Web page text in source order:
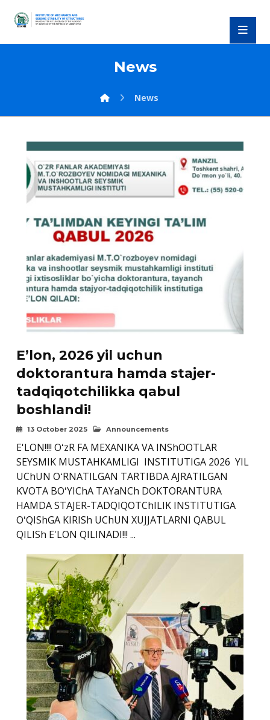
News
News
E’lon, 2026 yil uchun
doktorantura hamda stajer-
tadqiqotchilikka qabul
boshlandi!
13 October 2025 Announcements
E'LON!!!! OʻzR FA MEXANIKA VA INShOOTLAR
SEYSMIK MUSTAHKAMLIGI INSTITUTIGA 2026 YIL
UChUN OʻRNATILGAN TARTIBDA AJRATILGAN
KVOTA BOʻYIChA TAYaNCh DOKTORANTURA
HAMDA STAJER-TADQIQOTChILIK INSTITUTIGA
OʻQIShGA KIRISh UChUN XUJJATLARNI QABUL
QILISh E'LON QILINADI!!! ...